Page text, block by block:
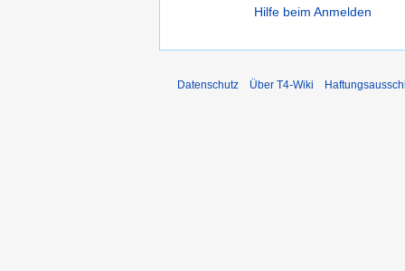
Hilfe beim Anmelden
Datenschutz Über T4-Wiki